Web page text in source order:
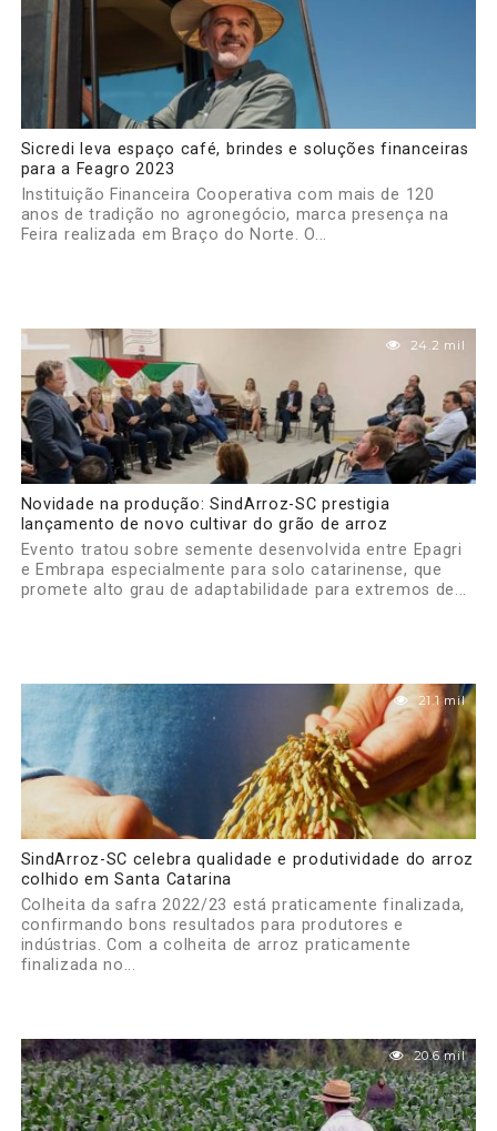
Sicredi leva espaço café, brindes e soluções financeiras
para a Feagro 2023
Instituição Financeira Cooperativa com mais de 120
anos de tradição no agronegócio, marca presença na
Feira realizada em Braço do Norte. O...
24.2 mil
Novidade na produção: SindArroz-SC prestigia
lançamento de novo cultivar do grão de arroz
Evento tratou sobre semente desenvolvida entre Epagri
e Embrapa especialmente para solo catarinense, que
promete alto grau de adaptabilidade para extremos de...
21.1 mil
SindArroz-SC celebra qualidade e produtividade do arroz
colhido em Santa Catarina
Colheita da safra 2022/23 está praticamente finalizada,
confirmando bons resultados para produtores e
indústrias. Com a colheita de arroz praticamente
finalizada no...
20.6 mil